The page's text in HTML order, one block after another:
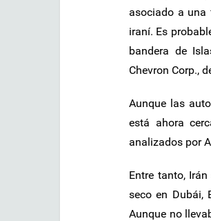
asociado a una
iraní. Es
bandera de
Chevron Corp.,
Aunque las
está ahora
analizados por
Entre tanto,
seco en Dubái,
Aunque no